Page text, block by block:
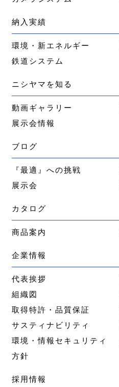
納入実績
環境・新エネルギー
鉄道システム
ニシヤマを知る
動画ギャラリー
展示会情報
ブログ
『最適』への挑戦
展示会
カタログ
商品案内
企業情報
代表挨拶
組織図
取得特許・品質保証
サスティナビリティ
環境・情報セキュリティ
方針
採用情報